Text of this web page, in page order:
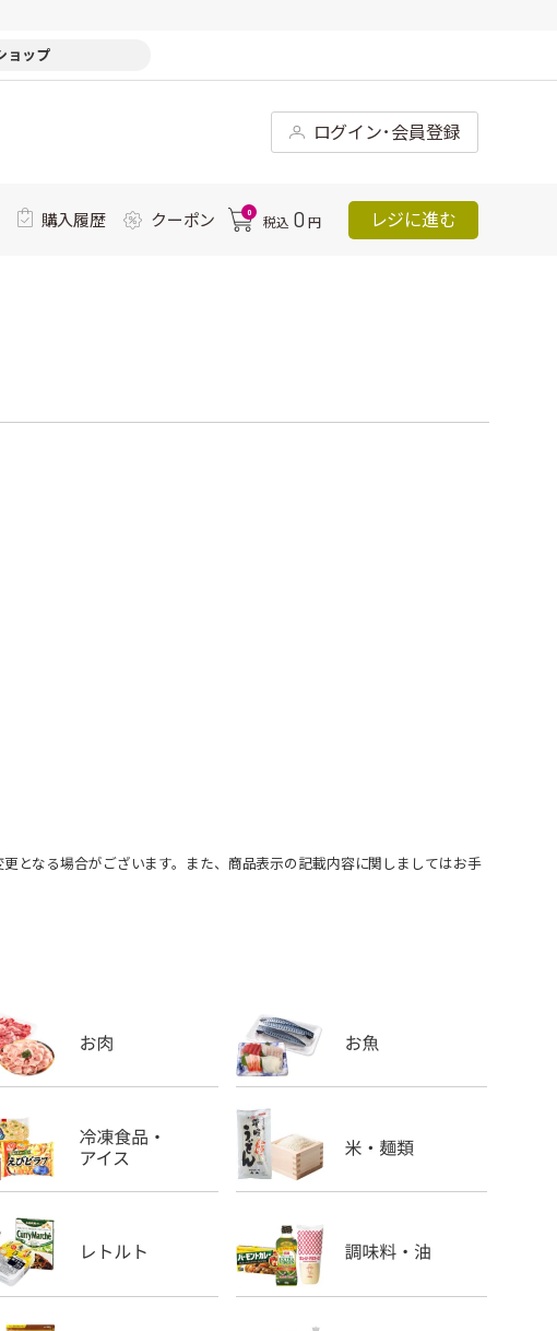
ョップ
ログイン･会員登録
購入履歴 クーポン 0
税込 0 円 レジに進む
なる場合がございます。また、商品表示の記載内容に関しましてはお手